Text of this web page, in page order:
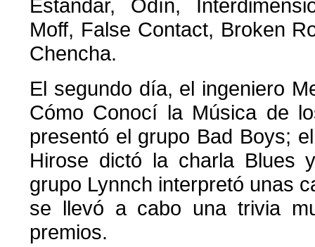
Estandar, Odín,
Moff, False Contact, Broken
Chencha.
El segundo día, el ingeniero
Cómo Conocí la Música de
presentó el grupo Bad Boys;
Hirose dictó la charla Blues
grupo Lynnch interpretó unas
se llevó a cabo una trivia
premios.